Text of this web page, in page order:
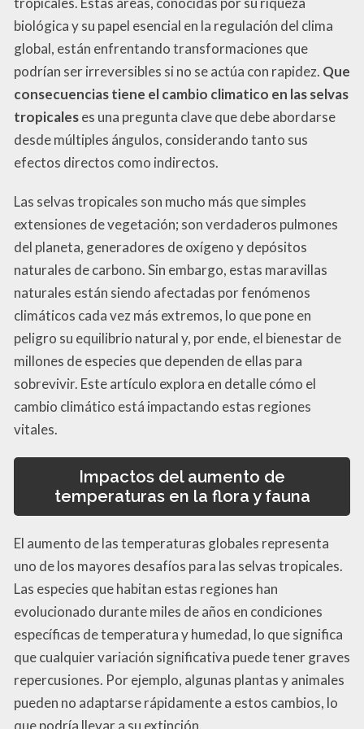
biológica y su papel esencial en la regulación del clima
global, están enfrentando transformaciones que
podrían ser irreversibles si no se actúa con rapidez. Que
consecuencias tiene el cambio climatico en las selvas
tropicaleses una pregunta clave que debe abordarse
desde múltiples ángulos, considerando tanto sus
efectos directos como indirectos.
Las selvas tropicales son mucho más que simples
extensiones de vegetación; son verdaderos pulmones
del planeta, generadores de oxígeno y depósitos
naturales de carbono. Sin embargo, estas maravillas
naturales están siendo afectadas por fenómenos
climáticos cada vez más extremos, lo que pone en
peligro su equilibrio natural y, por ende, el bienestar de
millones de especies que dependen de ellas para
sobrevivir. Este artículo explora en detalle cómo el
cambio climático está impactando estas regiones
vitales.
Impactos del aumento de
temperaturas en la flora y fauna
El aumento de las temperaturas globales representa
uno de los mayores desafíos para las selvas tropicales.
Las especies que habitan estas regiones han
evolucionado durante miles de años en condiciones
específicas de temperatura y humedad, lo que significa
que cualquier variación significativa puede tener graves
repercusiones. Por ejemplo, algunas plantas y animales
pueden no adaptarse rápidamente a estos cambios, lo
que podría llevar a su extinción.